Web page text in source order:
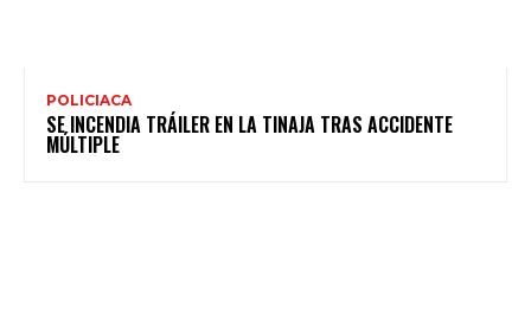
POLICIACA
SE INCENDIA TRÁILER EN LA TINAJA TRAS ACCIDENTE
MÚLTIPLE